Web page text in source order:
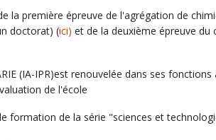
la première épreuve de l'agrégation de
doctorat) (ici) et de la deuxième épreuve du
(IA-IPR)est renouvelée dans ses fonctions
de l'école
formation de la série "sciences et